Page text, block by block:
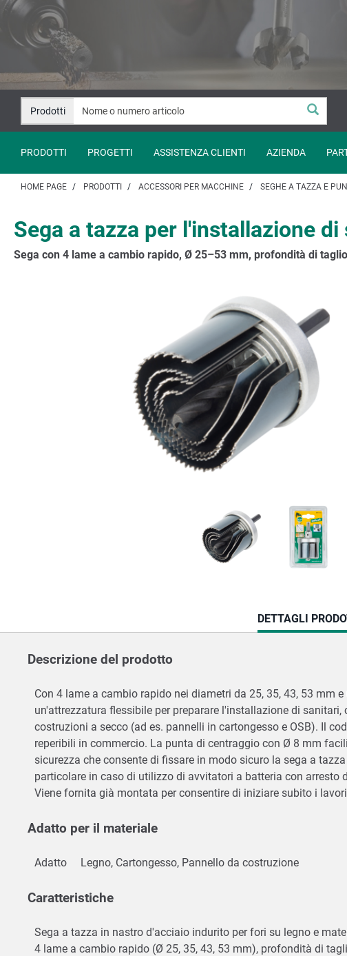
Salta
contenuto
Salta
navigazione
Prodotti
PRODOTTI PROGETTI ASSISTENZA CLIENTI AZIENDA
HOME PAGE PRODOTTI ACCESSORI PER MACCHINE SEGHE A TAZZA E
Sega a tazza per l'installazione
Sega con 4 lame a cambio rapido, Ø 25–53 mm, profondità di
CURRENT
TAB:
DETTAGLI
Descrizione del prodotto
Con 4 lame a cambio rapido nei diametri da 25, 35, 43, 53
un'attrezzatura flessibile per preparare l'installazione di
costruzioni a secco (ad es. pannelli in cartongesso e OSB). Il
reperibili in commercio. La punta di centraggio con Ø 8 mm
sicurezza che consente di fissare in modo sicuro la sega a
particolare in caso di utilizzo di avvitatori a batteria con arresto
Viene fornita già montata per consentire di iniziare subito i
Adatto per il materiale
Adatto Legno, Cartongesso, Pannello da costruzione
Caratteristiche
Sega a tazza in nastro d'acciaio indurito per fori su legno e
4 lame a cambio rapido (Ø 25, 35, 43, 53 mm), profondità di